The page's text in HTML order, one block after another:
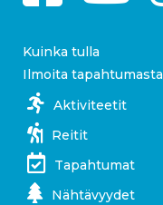
Kuinka tulla
Ilmoita tapahtumasta
Aktiviteetit
Reitit
Tapahtumat
Nähtävyydet